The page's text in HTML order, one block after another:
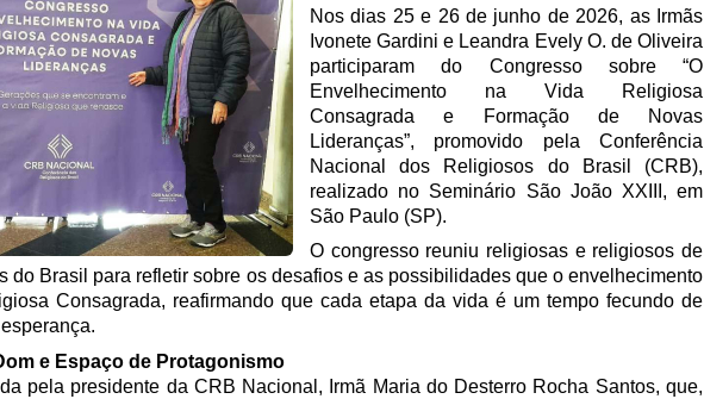
Nos dias 25 e 26 de junho de 2026, as Irmãs
Ivonete Gardini e Leandra Evely O. de Oliveira
participaram do Congresso sobre “O
Envelhecimento na Vida Religiosa
Consagrada e Formação de Novas
Lideranças”, promovido pela Conferência
Nacional dos Religiosos do Brasil (CRB),
realizado no Seminário São João XXIII, em
São Paulo (SP).
O congresso reuniu religiosas e religiosos de
do Brasil para refletir sobre os desafios e as possibilidades que o envelhecimento
Consagrada, reafirmando que cada etapa da vida é um tempo fecundo de
e Espaço de Protagonismo
pela presidente da CRB Nacional, Irmã Maria do Desterro Rocha Santos, que,